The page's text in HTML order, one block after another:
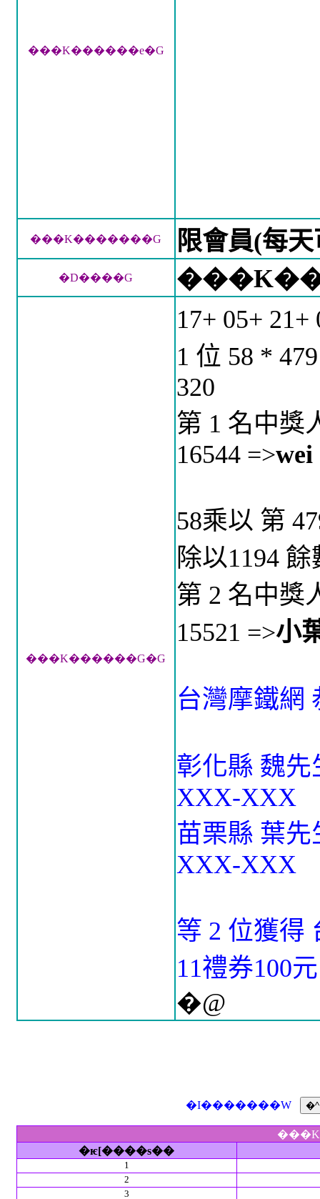
���K������e�G
���K�������G 限會員(每
�D����G
���K������G�G
17+ 05+
1 位 58 *
320
第 1 名中獎
16544 =>wei
58乘以 第
除以1194
第 2 名中獎
15521 =>小
台灣摩鐵網
彰化縣 魏
XXX-XXX
苗栗縣 葉
XXX-XXX
等 2 位獲得
11禮券100
�@
�I�������W
�ѥ[����s��
1
2
3